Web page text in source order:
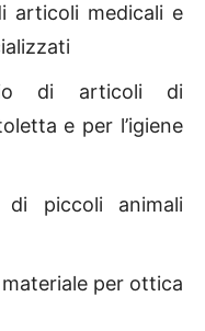
articoli medicali e
di articoli di
e per l’igiene
di piccoli animali
per ottica